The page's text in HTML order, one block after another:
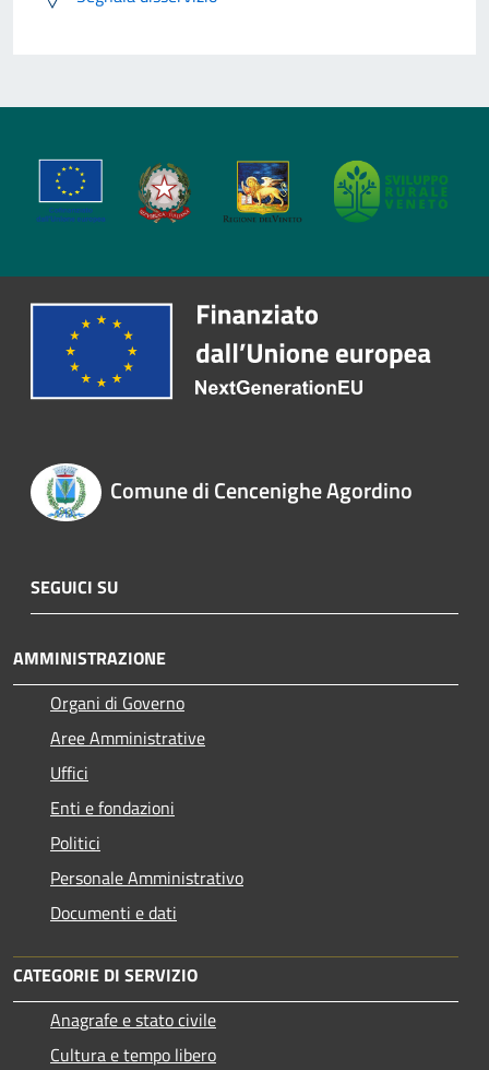
Comune di Cencenighe Agordino
SEGUICI SU
AMMINISTRAZIONE
Organi di Governo
Aree Amministrative
Uffici
Enti e fondazioni
Politici
Personale Amministrativo
Documenti e dati
CATEGORIE DI SERVIZIO
Anagrafe e stato civile
Cultura e tempo libero